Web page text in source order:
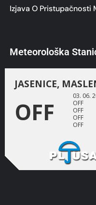
Izjava O Pristupačnosti
Meteorološka